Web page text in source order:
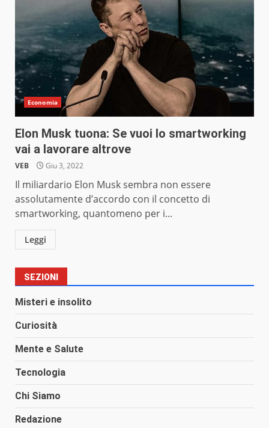
Economia
Elon Musk tuona: Se vuoi lo smartworking
vai a lavorare altrove
VEB Giu 3, 2022
Il miliardario Elon Musk sembra non essere
assolutamente d’accordo con il concetto di
smartworking, quantomeno per i...
Leggi
SEZIONI
Misteri e insolito
Curiosità
Mente e Salute
Tecnologia
Chi Siamo
Redazione